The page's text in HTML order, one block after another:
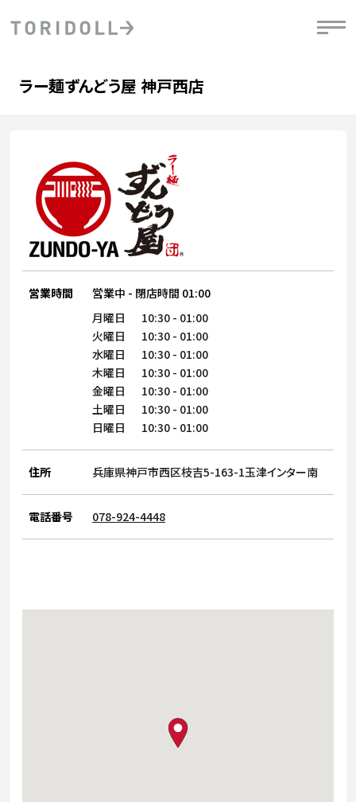
会社情報
経営理念
ニュース
株主・投資家情報
サステナビリティ
店舗検索
よくある質問・お問い合わせ
日本語 English
PRニュース
中長期経営計画
デジタルトランス
フォーメーション戦略
粟田社長が語るトリドールDX
DXビジョン2028
トリドールのDX ～これまでとこれから～
ライブラリ
粟田社長が語る
トリドールのサステナビリティ
ステークホルダーとの
コミュニケーション
ラー麺ずんどう屋 神戸西店
営業時間 営業中 - 閉店時間 01:00
月曜日 10:30 - 01:00
火曜日
10:30 - 01:00
水曜日
10:30 - 01:00
木曜日
10:30 - 01:00
金曜日
10:30 - 01:00
土曜日
10:30 - 01:00
日曜日
10:30 - 01:00
住所 兵庫県神戸市西区枝吉5-163-1玉津インター南
電話番号 078-924-4448
map pin